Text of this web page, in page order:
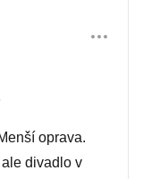
oprava.
divadlo v